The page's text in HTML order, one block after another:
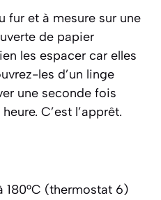
fur et à mesure sur une
de papier
les espacer car elles
les d’un linge
une seconde fois
C’est l’apprêt.
180°C (thermostat 6)